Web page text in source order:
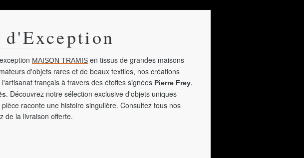
d'Exception
MAISON TRAMIS en tissus de grandes maisons
d'objets rares et de beaux textiles, nos créations
français à travers des étoffes signées Pierre Frey,
. Découvrez notre sélection exclusive d'objets uniques
raconte une histoire singulière. Consultez tous nos
de la livraison offerte.